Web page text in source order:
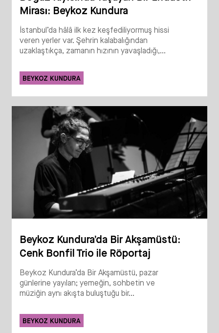
Mirası: Beykoz Kundura
İstanbul’da hâlâ ilk kez keşfediliyormuş hissi
veren yerler var. Şehrin kalabalığından
uzaklaştıkça, zamanın hızının yavaşladığı,...
BEYKOZ KUNDURA
Beykoz Kundura’da Bir Akşamüstü:
Cenk Bonfil Trio ile Röportaj
Beykoz Kundura’da Bir Akşamüstü, pazar
günlerine yayılan; yemeğin, sohbetin ve
müziğin aynı akışta buluştuğu bir...
BEYKOZ KUNDURA